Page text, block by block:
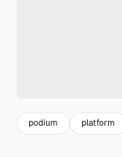
podium platform